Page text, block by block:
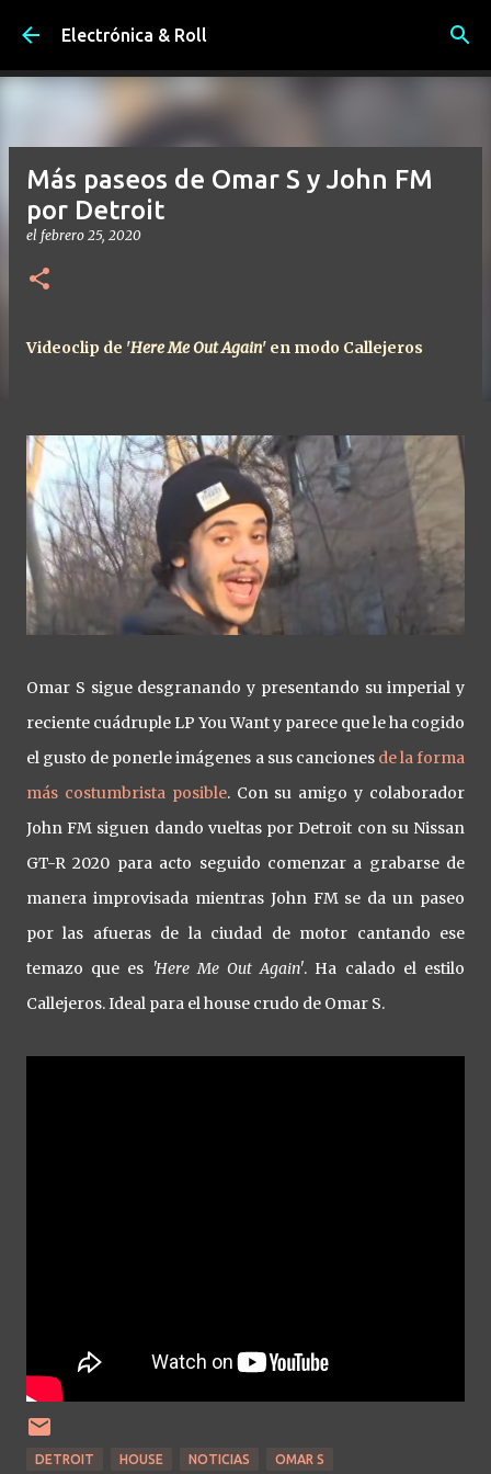
Ir al contenido principal
Electrónica & Roll
Más paseos de Omar S y John FM
por Detroit
el febrero 25, 2020
Videoclip de 'Here Me Out Again' en modo Callejeros
Omar S sigue desgranando y presentando su imperial y
reciente cuádruple LP You Want y parece que le ha cogido
el gusto de ponerle imágenes a sus canciones de la forma
más costumbrista posible. Con su amigo y colaborador
John FM siguen dando vueltas por Detroit con su Nissan
GT-R 2020 para acto seguido comenzar a grabarse de
manera improvisada mientras John FM se da un paseo
por las afueras de la ciudad de motor cantando ese
temazo que es 'Here Me Out Again'. Ha calado el estilo
Callejeros. Ideal para el house crudo de Omar S.
DETROIT HOUSE NOTICIAS OMAR S